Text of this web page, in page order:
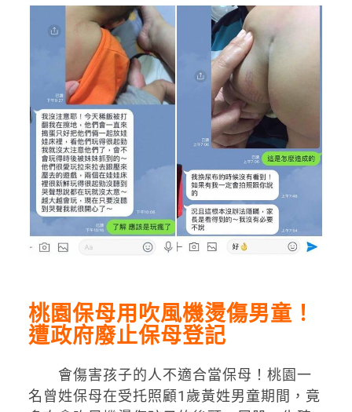
桃園保母用吹風機燙傷男童！
遭政府廢止保母登記
會傷害孩子的人不適合當保母！桃園一
名曾姓保母在受托照顧1歲黃姓男童期間，竟